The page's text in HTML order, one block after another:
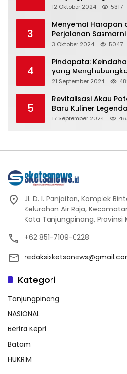
Representasi
12 Oktober 2024 5317
3
Menyemai Harapan
Perjalanan
Hati dan Jiwa
3 Oktober 2024 5047
4
Pindapata:
yang
Spiritualitas dan
21 September 2024
5
Revitalisasi Akau
Baru Kuliner
17 September 2024
Jl. D. I. Panjaitan, Komplek
Kelurahan Air Raja,
Kota Tanjungpinang, Provinsi
+62 851-7109-0228
Kategori
Tanjungpinang
NASIONAL
Berita Kepri
Batam
HUKRIM